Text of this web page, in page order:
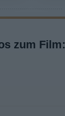
zum Film: